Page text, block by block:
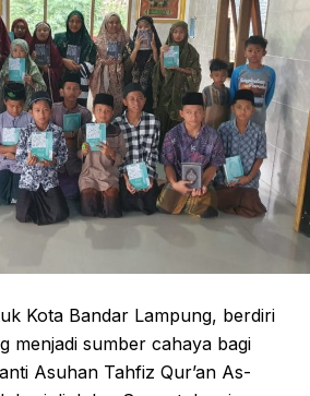
Kota Bandar Lampung, berdiri
menjadi sumber cahaya bagi
Asuhan Tahfiz Qur’an As-